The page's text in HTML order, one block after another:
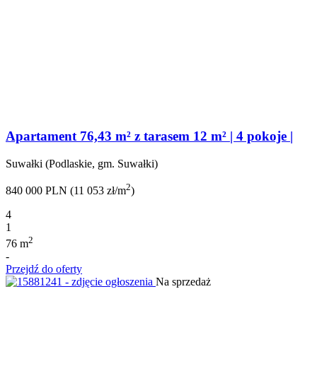
Apartament 76,43 m² z tarasem 12 m² | 4 pokoje |
Suwałki (Podlaskie, gm. Suwałki)
840 000 PLN (11 053 zł/m2)
4
1
76 m2
-
Przejdź do oferty
Na sprzedaż